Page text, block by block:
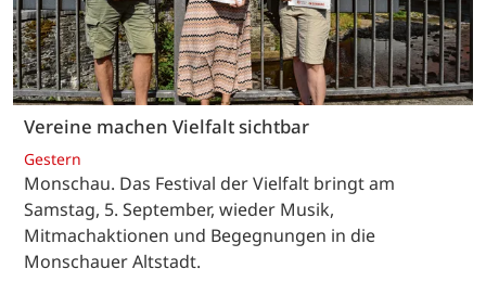
Vereine machen Vielfalt sichtbar
Gestern
Monschau. Das Festival der Vielfalt bringt am
Samstag, 5. September, wieder Musik,
Mitmachaktionen und Begegnungen in die
Monschauer Altstadt.